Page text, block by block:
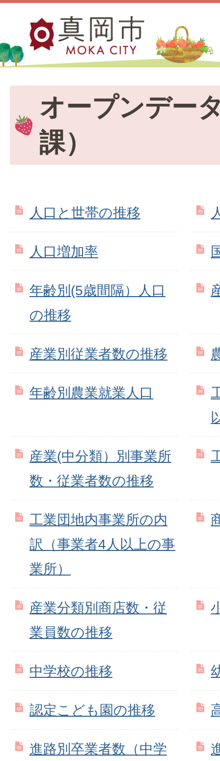
オープンデー
課）
人口と世帯の推移
人口増加率
年齢別(5歳間隔）人口
の推移
産業別従業者数の推移
年齢別農業就業人口
産業(中分類）別事業所
数・従業者数の推移
工業団地内事業所の内
訳（事業者4人以上の事
業所）
産業分類別商店数・従
業員数の推移
中学校の推移
認定こども園の推移
進路別卒業者数（中学